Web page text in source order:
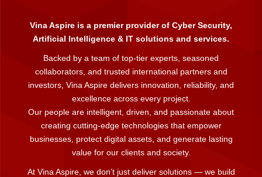
Vina Aspire is a premier provider of Cyber Security,
Artificial Intelligence & IT solutions and services.
Backed by a team of top-tier experts, seasoned
collaborators, and trusted international partners and
investors, Vina Aspire delivers innovation, reliability, and
excellence across every project.
Our people are intelligent, driven, and passionate about
creating cutting-edge technologies that empower
businesses, protect digital assets, and generate lasting
value for our clients and society.
At Vina Aspire, we don’t just deliver solutions — we build